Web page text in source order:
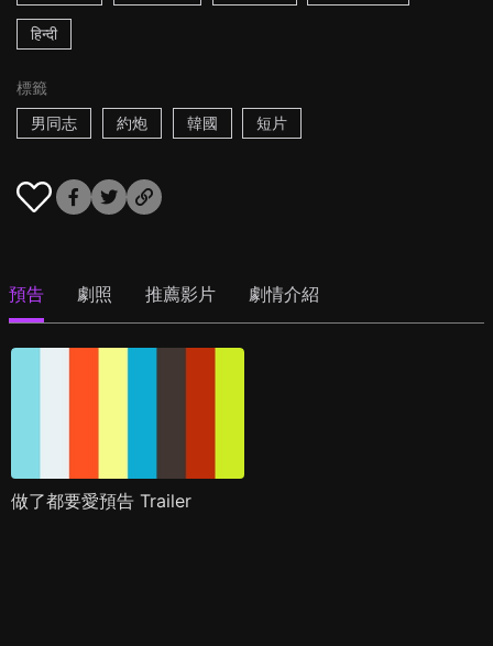
हिन्दी
標籤
男同志
約炮 韓國 短片
預告 劇照 推薦影片 劇情介紹
做了都要愛預告 Trailer